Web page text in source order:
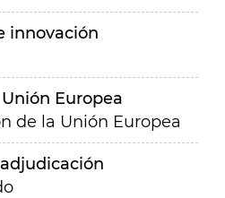
innovación
Europea
de la Unión Europea